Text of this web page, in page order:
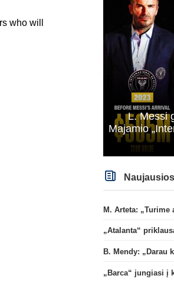
who will
L. Messi
Majamio
Naujausios
„Barca“ jungiasi į